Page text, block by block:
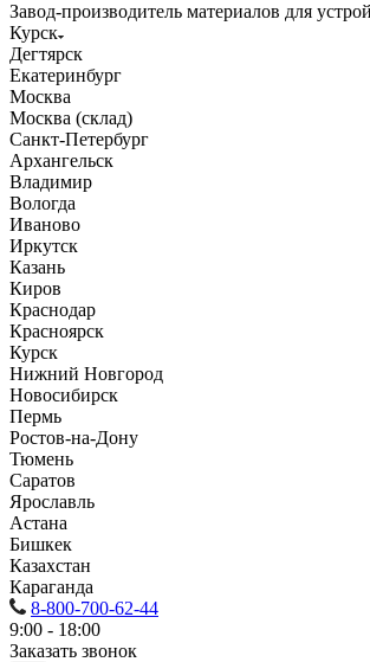
Завод-производитель материалов для
Курск
Дегтярск
Екатеринбург
Москва
Москва (склад)
Санкт-Петербург
Архангельск
Владимир
Вологда
Иваново
Иркутск
Казань
Киров
Краснодар
Красноярск
Курск
Нижний Новгород
Новосибирск
Пермь
Ростов-на-Дону
Тюмень
Саратов
Ярославль
Астана
Бишкек
Казахстан
Караганда
8-800-700-62-44
9:00 - 18:00
Заказать звонок